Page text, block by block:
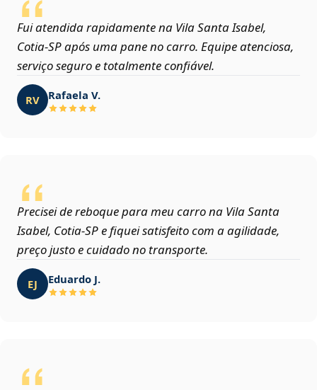
Fui atendida rapidamente na Vila Santa Isabel,
Cotia‑SP após uma pane no carro. Equipe atenciosa,
serviço seguro e totalmente confiável.
RV Rafaela V.
Precisei de reboque para meu carro na Vila Santa
Isabel, Cotia‑SP e fiquei satisfeito com a agilidade,
preço justo e cuidado no transporte.
EJ Eduardo J.